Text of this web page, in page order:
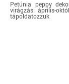
Petúnia peppy
virágzás: április-
tápoldatozzuk